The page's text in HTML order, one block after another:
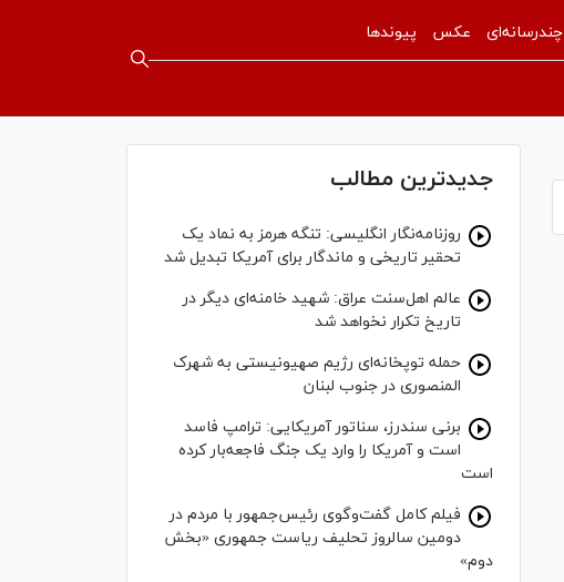
چندرسانه‌ای عکس پیوندها
جدیدترین مطالب
روزنامه‌نگار انگلیسی: تنگه هرمز به نماد یک
تحقیر تاریخی و ماندگار برای آمریکا تبدیل شد
عالم اهل‌سنت عراق: شهید خامنه‌ای دیگر در
تاریخ تکرار نخواهد شد
حمله توپخانه‌ای رژیم صهیونیستی به شهرک
المنصوری در جنوب لبنان
برنی سندرز، سناتور آمریکایی: ترامپ فاسد
است و آمریکا را وارد یک جنگ فاجعه‌بار کرده
است
فیلم کامل گفت‌وگوی رئیس‌جمهور با مردم در
دومین سالروز تحلیف ریاست جمهوری «بخش
دوم»